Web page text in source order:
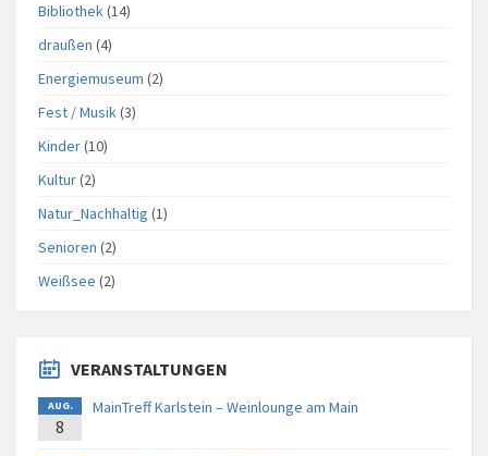
Bibliothek(14)
draußen (4)
Energiemuseum (2)
Fest / Musik(3)
Kinder(10)
Kultur(2)
Natur_Nachhaltig (1)
Senioren (2)
Weißsee (2)
VERANSTALTUNGEN
AUG.
8
MainTreff Karlstein – Weinlounge am Main